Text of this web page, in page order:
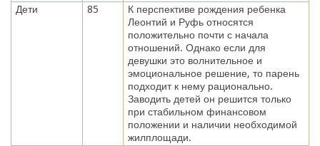
Дети
85
К перспективе рождения ребенка
Леонтий и Руфь относятся
положительно почти с начала
отношений. Однако если для
девушки это волнительное и
эмоциональное решение, то парень
подходит к нему рационально.
Заводить детей он решится только
при стабильном финансовом
положении и наличии необходимой
жилплощади.